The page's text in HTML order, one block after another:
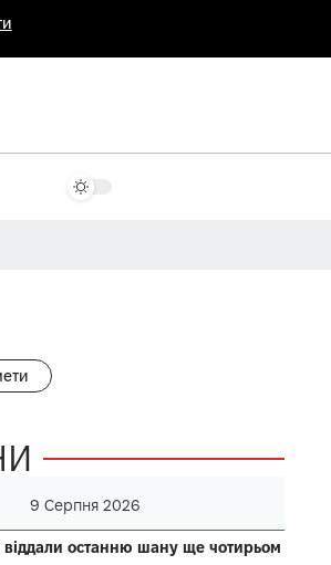
9 Серпня 2026
віддали останню шану ще чотирьом